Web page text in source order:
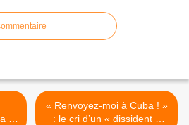
«
« Renvoyez-moi à Cuba ! »
: le cri d’un « dissident »